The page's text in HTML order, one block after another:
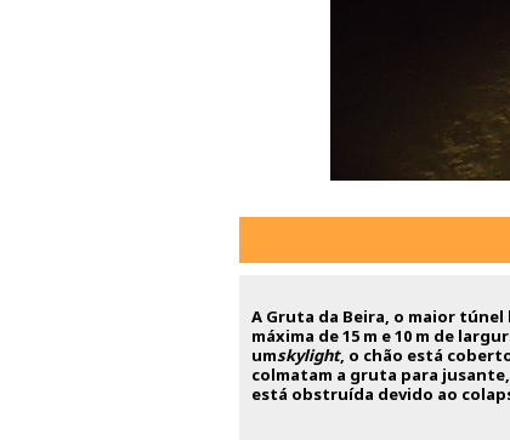
A Gruta da Beira, o maior túnel
máxima de 15 m e 10 m de
umskylight, o chão está
colmatam a gruta para
está obstruída devido ao